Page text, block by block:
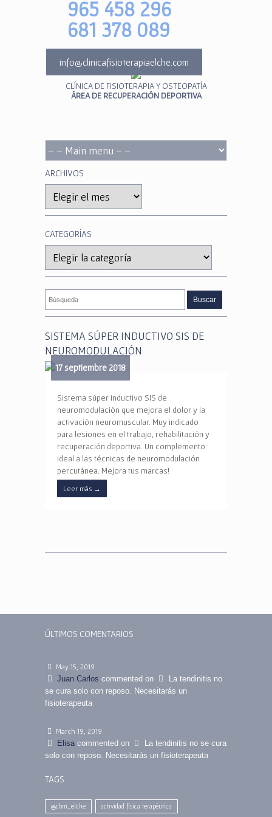
965 458 296
681 378 089
info@clinicafisioterapiaelche.com
CLÍNICA DE FISIOTERAPIA Y OSTEOPATÍA
ÁREA DE RECUPERACIÓN DEPORTIVA
ARCHIVOS
CATEGORÍAS
SISTEMA SÚPER INDUCTIVO SIS DE
NEUROMODULACIÓN
17 septiembre 2018
Sistema súper inductivo SIS de
neuromodulación que mejora el dolor y la
activación neuromuscular. Muy indicado
para lesiones en el trabajo, rehabilitación y
recuperación deportiva. Un complemento
ideal a las técnicas de neuromodulación
percutánea. Mejora tus marcas!
Leer más →
ÚLTIMOS COMENTARIOS
May 15, 2019
Juan Carlos commented on
La tendinitis no
se cura solo con reposo. Necesitarás un
fisioterapeuta
March 19, 2019
Elisa commented on
La tendinitis no se cura
solo con reposo. Necesitarás un fisioterapeuta
TAGS
@cbm_elche actividad física terapéutica